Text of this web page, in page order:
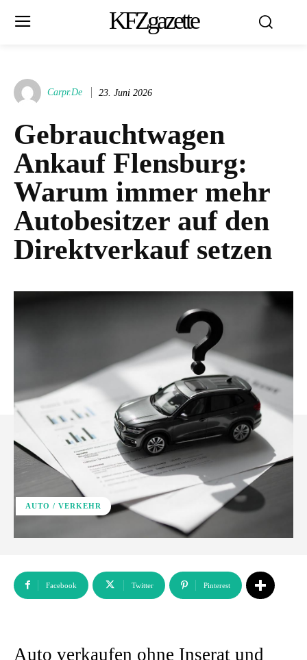
KFZgazette
Carpr.de 23. Juni 2026
Gebrauchtwagen
Ankauf Flensburg:
Warum immer mehr
Autobesitzer auf den
Direktverkauf setzen
AUTO / VERKEHR
Facebook Twitter Pinterest
Auto verkaufen ohne Inserat und